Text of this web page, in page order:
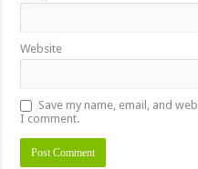
Website
Save my name, email, and
I comment.